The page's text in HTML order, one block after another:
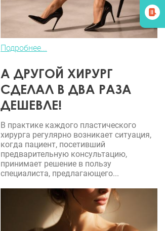
Подробнее...
А ДРУГОЙ ХИРУРГ
СДЕЛАЛ В ДВА РАЗА
ДЕШЕВЛЕ!
В практике каждого пластического
хирурга регулярно возникает ситуация,
когда пациент, посетивший
предварительную консультацию,
принимает решение в пользу
специалиста, предлагающего...